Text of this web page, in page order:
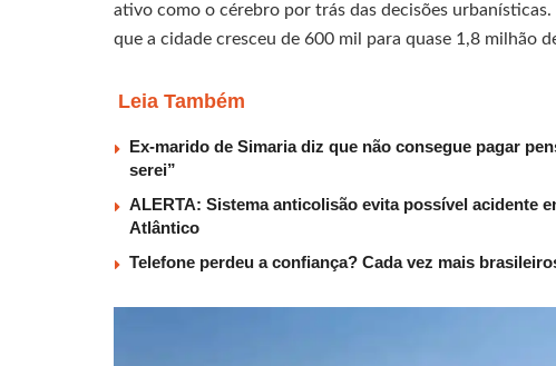
ativo como o cérebro por trás das decisões
que a cidade cresceu de 600 mil para quase 1,8 milhão
Leia Também
Ex-marido de Simaria diz que não consegue pagar
serei”
ALERTA: Sistema anticolisão evita possível acidente
Atlântico
Telefone perdeu a confiança? Cada vez mais